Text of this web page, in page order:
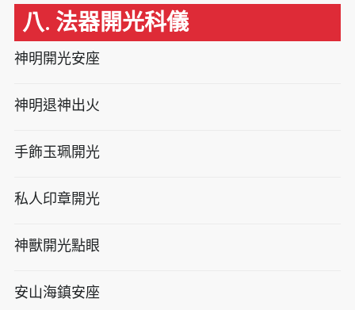
八. 法器開光科儀
神明開光安座
神明退神出火
手飾玉珮開光
私人印章開光
神獸開光點眼
安山海鎮安座